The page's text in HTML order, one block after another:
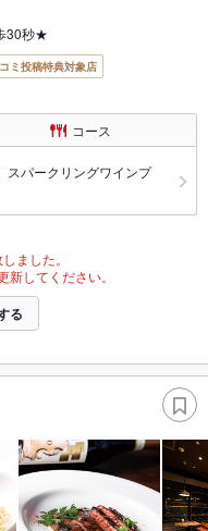
30秒★
ミ投稿特典対象店
コース
スパークリングワインプ
ました。
してください。
る